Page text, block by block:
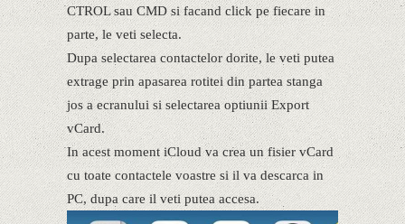
CTROL sau CMD si facand click pe fiecare in
parte, le veti selecta.
Dupa selectarea contactelor dorite, le veti putea
extrage prin apasarea rotitei din partea stanga
jos a ecranului si selectarea optiunii Export
vCard.
In acest moment iCloud va crea un fisier vCard
cu toate contactele voastre si il va descarca in
PC, dupa care il veti putea accesa.